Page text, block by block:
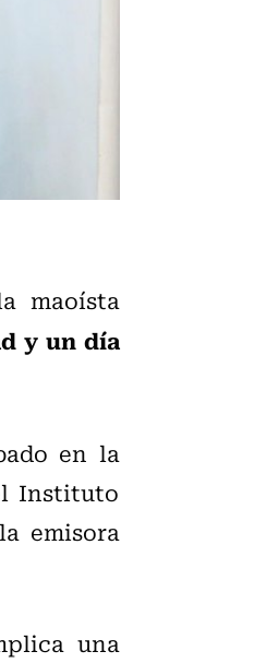
maoísta
y un día
en la
Instituto
emisora
una